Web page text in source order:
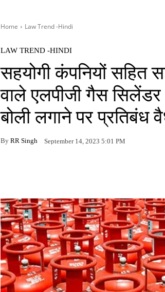
Home Law Trend -Hindi
LAW TREND -HINDI
सहयोगी कंपनियों सहित
वाले एलपीजी गैस सिलेंडर
बोली लगाने पर प्रतिबंध
By RR Singh September 14, 2023 5:01 PM